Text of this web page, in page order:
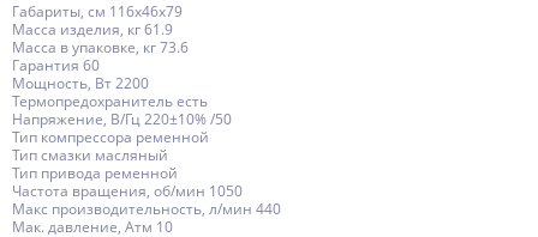
Габариты, см 116х46х79
Масса изделия, кг 61.9
Масса в упаковке, кг 73.6
Гарантия 60
Мощность, Вт 2200
Термопредохранитель есть
Напряжение, В/Гц 220±10% /50
Тип компрессора ременной
Тип смазки масляный
Тип привода ременной
Частота вращения, об/мин 1050
Макс производительность, л/мин 440
Мак. давление, Атм 10